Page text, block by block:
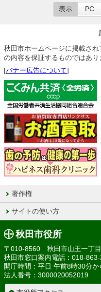
表示 PC
秋田市ホームページに掲載さ
の内容を保証するものではあり
[バナー広告について]
著作権
サイトの使い方
秋田市役所
〒010-8560 秋田市山王一丁
秋田市窓口案内電話：018-
開庁時間：平日 午前8時30分
法人番号：3000020052019